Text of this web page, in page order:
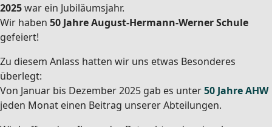
2025war ein Jubiläumsjahr.
Wir haben 50 Jahre August-Hermann-Werner Schule
gefeiert!
Zu diesem Anlass hatten wir uns etwas Besonderes
überlegt:
Von Januar bis Dezember 2025 gab es unter50 Jahre AHW
jeden Monat einen Beitrag unserer Abteilungen.